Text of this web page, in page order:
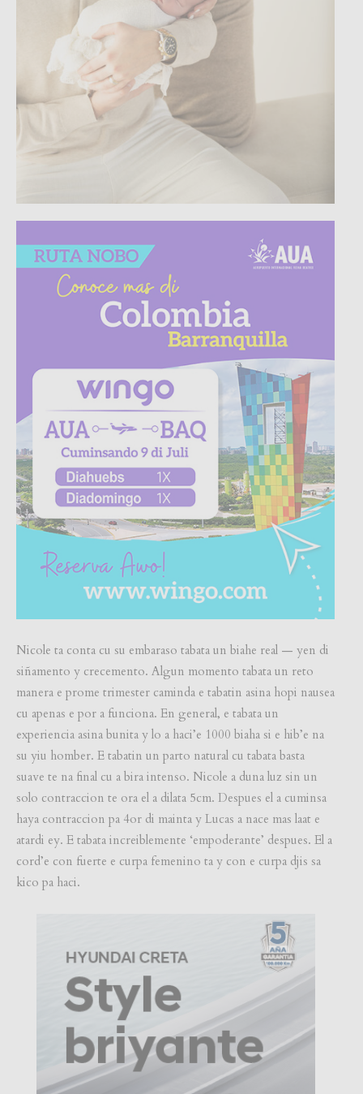
Nicole ta conta cu su embaraso tabata un biahe real — yen di
siñamento y crecemento. Algun momento tabata un reto
manera e prome trimester caminda e tabatin asina hopi nausea
cu apenas e por a funciona. En general, e tabata un
experiencia asina bunita y lo a haci’e 1000 biaha si e hib’e na
su yiu homber. E tabatin un parto natural cu tabata basta
suave te na final cu a bira intenso. Nicole a duna luz sin un
solo contraccion te ora el a dilata 5cm. Despues el a cuminsa
haya contraccion pa 4or di mainta y Lucas a nace mas laat e
atardi ey. E tabata increiblemente ‘empoderante’ despues. El a
cord’e con fuerte e curpa femenino ta y con e curpa djis sa
kico pa haci.